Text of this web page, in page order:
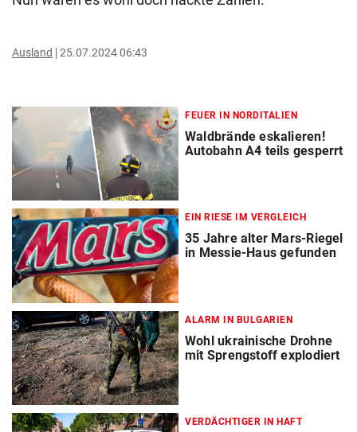
Ausland 25.07.2024 06:43
FEUER IN NORDITALIEN
Waldbrände eskalieren!
Autobahn A4 teils gesperrt
EIN RIESE IM VERGLEICH
35 Jahre alter Mars-Riegel
in Messie-Haus gefunden
ALARM IN BULGARIEN
Wohl ukrainische Drohne
mit Sprengstoff explodiert
VERDÄCHTIGER IN HAFT